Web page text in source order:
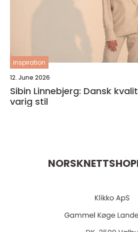
inspiration
12. June 2026
Sibin Linnebjerg: Dansk
varig stil